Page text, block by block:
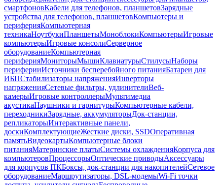
смартфоновКабели для телефонов, планшетовЗарядные
устройства для телефонов, планшетовКомпьютеры и
периферияКомпьютерная
техникаНоутбукиПланшетыМоноблокиКомпьютерыИгровые
компьютерыИгровые консолиСерверное
оборудованиеКомпьютерная
периферияМониторыМышиКлавиатурыСтилусыНаборы
периферииИсточники бесперебойного питанияБатареи для
ИБПСтабилизаторы напряженияИнверторы
напряженияСетевые фильтры, удлинителиВеб-
камерыИгровые контроллерыМультимедиа
акустикаНаушники и гарнитурыКомпьютерные кабели,
переходникиЗарядные, аккумуляторыДок-станции,
репликаторыИнтерактивные панели,
доскиКомплектующиеЖесткие диски, SSDОперативная
памятьВидеокартыКомпьютерные блоки
питанияМатеринские платыСистемы охлажденияКорпуса для
компьютеровПроцессорыОптические приводыАксессуары
для корпусов ПКБоксы, док-станции для накопителейСетевое
оборудованиеМаршрутизаторы, DSL-модемыWi-Fi точки